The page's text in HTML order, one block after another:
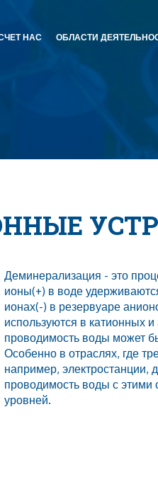
НАС ОБЛАСТИ
Деминерализация - это
ионы(+) в воде
ионах(-) в резервуаре
используются в катионных
проводимость воды может
Особенно в отраслях, где
например, электростанции,
проводимость воды с этими
уровней.